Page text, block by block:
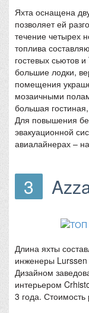
Яхта оснащена
позволяет ей
течение четырех
топлива
гостевых сьютов
большие лодки,
помещения
мозаичными
большая
Для повышения
эвакуационной
авиалайнерах –
3
Длина яхты
инженеры
Дизайном
интерьером
3 года.